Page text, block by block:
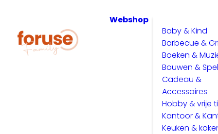
Webshop
Baby & Kind
Barbecue &
Boeken &
Bouwen &
Cadeau &
Accessoires
Hobby & vrije
Kantoor &
Keuken &